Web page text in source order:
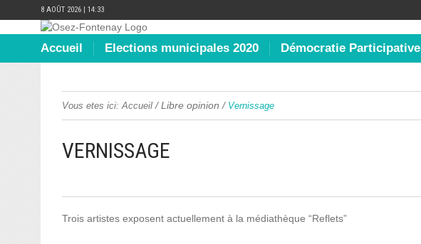
8 AOÛT 2026 | 14:33
Accueil Elections municipales 2020 Démocratie Participative
Vous etes ici: Accueil /Libre opinion / Vernissage
VERNISSAGE
Trois artistes exposent actuellement à la médiathèque “Reflets”